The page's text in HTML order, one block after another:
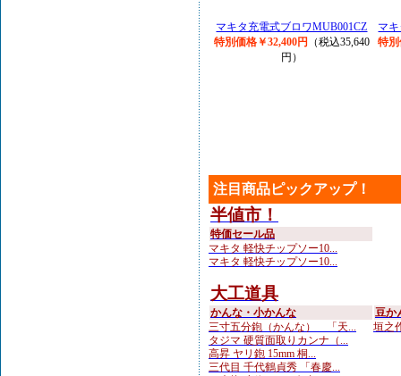
マキタ充電式ブロワMUB001CZ
特別価格￥32,400円
（税込35,640
円）
マ
特別
注目商品ピックアップ！
半値市！
特価セール品
マキタ 軽快チップソー10...
マキタ 軽快チップソー10...
大工道具
かんな・小かんな
三寸五分鉋（かんな） 「天...
タジマ 硬質面取りカンナ（...
高昇 ヤリ鉋 15mm 桐...
三代目 千代鶴貞秀 「春慶...
豆か
垣之